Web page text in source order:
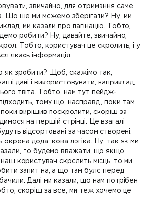
звичайно, для отримання саме
Що ще ми можемо зберігати? Ну, ми
ми казали про пагінацію. Тобто,
робити? Ну, давайте, звичайно,
Тобто, користувач це скролить, і у
якась інформація.
як зробити? Щоб, скажімо так,
дані і використовувати, наприклад,
твіта. Тобто, нам тут пейдж-
тому що, насправді, поки там
вирішив поскролити, скоріш за
на першій стрінці. Це взагалі,
відсортовані за часом створені.
окрема додаткова логіка. Ну, так як ми
то будемо вважати, що якщо
користувач скролить місць, то ми
запит на, а що там було перед
Далі ми казали, що нам потрібен
скоріш за все, ми теж хочемо це